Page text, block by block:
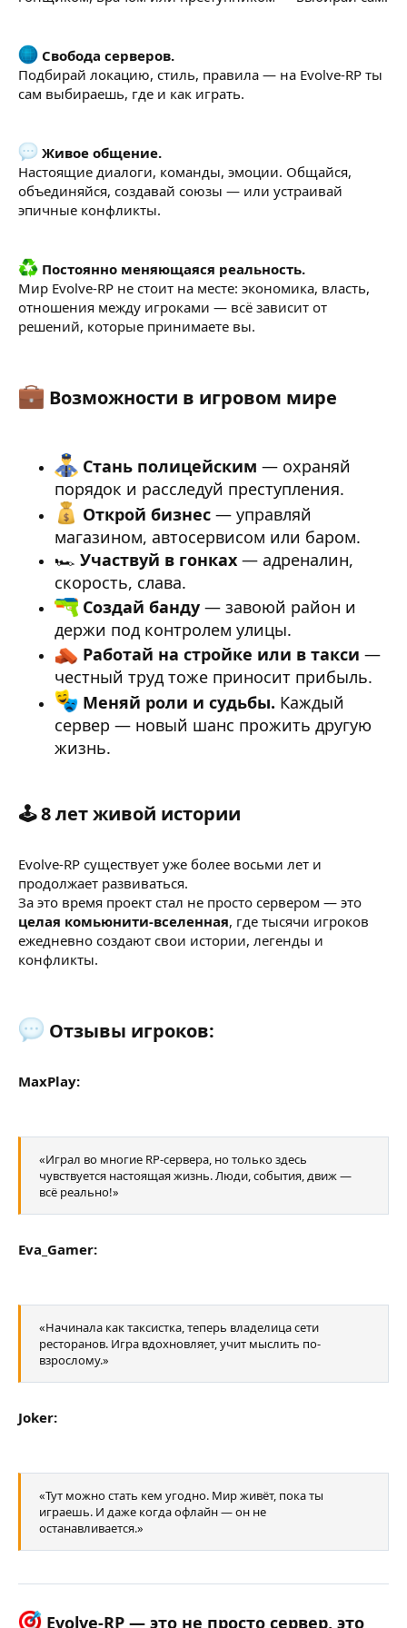
Свобода серверов.
Подбирай локацию, стиль, правила — на Evolve-RP ты
сам выбираешь, где и как играть.
Живое общение.
Настоящие диалоги, команды, эмоции. Общайся,
объединяйся, создавай союзы — или устраивай
эпичные конфликты.
Постоянно меняющаяся реальность.
Мир Evolve-RP не стоит на месте: экономика, власть,
отношения между игроками — всё зависит от
решений, которые принимаете вы.
Возможности в игровом мире​
Стань полицейским — охраняй
порядок и расследуй преступления.
Открой бизнес — управляй
магазином, автосервисом или баром.
🏎 Участвуй в гонках — адреналин,
скорость, слава.
Создай банду — завоюй район и
держи под контролем улицы.
Работай на стройке или в такси —
честный труд тоже приносит прибыль.
Меняй роли и судьбы. Каждый
сервер — новый шанс прожить другую
жизнь.
🕹 8 лет живой истории​
Evolve-RP существует уже более восьми лет и
продолжает развиваться.
За это время проект стал не просто сервером — это
целая комьюнити-вселенная, где тысячи игроков
ежедневно создают свои истории, легенды и
конфликты.
Отзывы игроков:​
MaxPlay:
«Играл во многие RP-сервера, но только здесь
чувствуется настоящая жизнь. Люди, события, движ —
всё реально!»
Eva_Gamer:
«Начинала как таксистка, теперь владелица сети
ресторанов. Игра вдохновляет, учит мыслить по-
взрослому.»
Joker:
«Тут можно стать кем угодно. Мир живёт, пока ты
играешь. И даже когда офлайн — он не
останавливается.»
Evolve-RP — это не просто сервер, это